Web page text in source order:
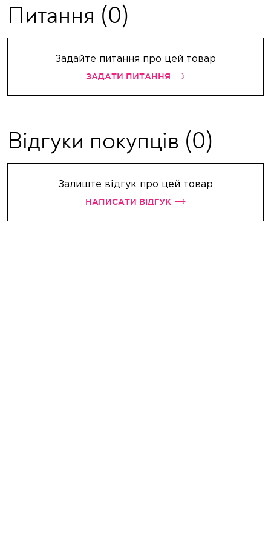
Питання (0)
Задайте питання про цей товар
ЗАДАТИ ПИТАННЯ
Відгуки покупців (0)
Залиште відгук про цей товар
НАПИСАТИ ВІДГУК